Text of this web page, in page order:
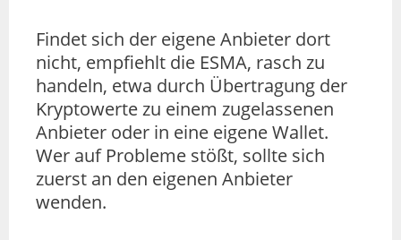
Findet sich der eigene Anbieter dort
nicht, empfiehlt die ESMA, rasch zu
handeln, etwa durch Übertragung der
Kryptowerte zu einem zugelassenen
Anbieter oder in eine eigene Wallet.
Wer auf Probleme stößt, sollte sich
zuerst an den eigenen Anbieter
wenden.